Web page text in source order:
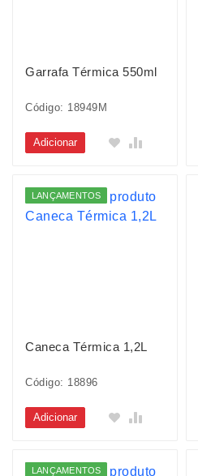
Garrafa Térmica 550ml
Código: 18949M
Adicionar
LANÇAMENTOS
Caneca Térmica 1,2L
Código: 18896
Adicionar
LANÇAMENTOS